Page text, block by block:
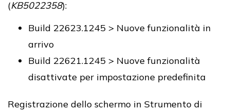
(KB5022358):
Build 22623.1245 > Nuove funzionalità in
arrivo
Build 22621.1245 > Nuove funzionalità
disattivate per impostazione predefinita
Registrazione dello schermo in Strumento di